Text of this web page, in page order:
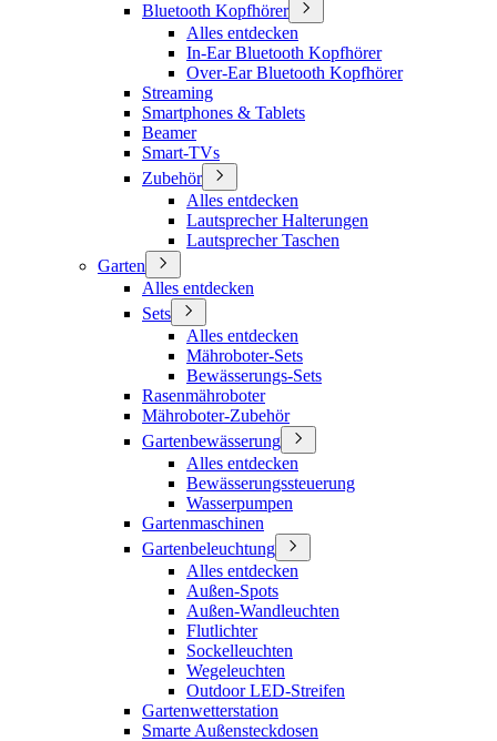
Bluetooth Kopfhörer
Alles entdecken
In-Ear Bluetooth Kopfhörer
Over-Ear Bluetooth Kopfhörer
Streaming
Smartphones & Tablets
Beamer
Smart-TVs
Zubehör
Alles entdecken
Lautsprecher Halterungen
Lautsprecher Taschen
Garten
Alles entdecken
Sets
Alles entdecken
Mähroboter-Sets
Bewässerungs-Sets
Rasenmähroboter
Mähroboter-Zubehör
Gartenbewässerung
Alles entdecken
Bewässerungssteuerung
Wasserpumpen
Gartenmaschinen
Gartenbeleuchtung
Alles entdecken
Außen-Spots
Außen-Wandleuchten
Flutlichter
Sockelleuchten
Wegeleuchten
Outdoor LED-Streifen
Gartenwetterstation
Smarte Außensteckdosen